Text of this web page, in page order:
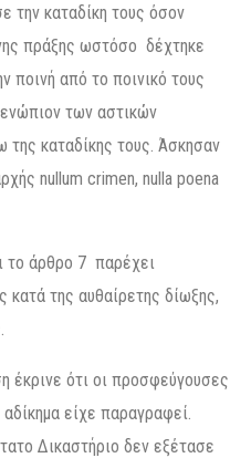
την καταδίκη τους όσον
πράξης ωστόσο δέχτηκε
ποινή από το ποινικό τους
των αστικών
καταδίκης τους. Άσκησαν
nullum crimen, nulla poena
το άρθρο 7 παρέχει
κατά της αυθαίρετης δίωξης,
ότι οι προσφεύγουσες
είχε παραγραφεί.
Δικαστήριο δεν εξέτασε